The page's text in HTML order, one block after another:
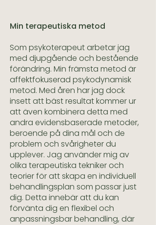
Min terapeutiska metod
Som psykoterapeut arbetar jag
med djupgående och bestående
förändring. Min främsta metod är
affektfokuserad psykodynamisk
metod. Med åren har jag dock
insett att bäst resultat kommer ur
att även kombinera detta med
andra evidensbaserade metoder,
beroende på dina mål och de
problem och svårigheter du
upplever. Jag använder mig av
olika terapeutiska tekniker och
teorier för att skapa en individuell
behandlingsplan som passar just
dig. Detta innebär att du kan
förvänta dig en flexibel och
anpassningsbar behandling, där